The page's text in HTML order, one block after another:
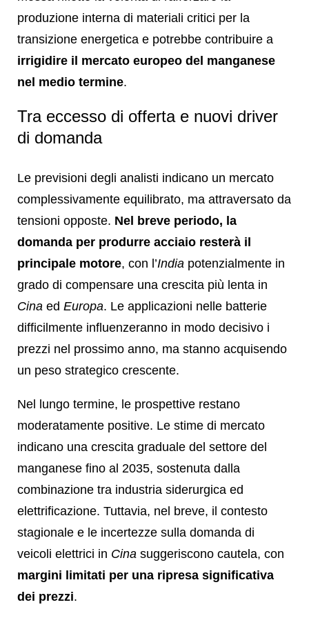
produzione interna di materiali critici per la
transizione energetica e potrebbe contribuire a
irrigidire il mercato europeo del manganese
nel medio termine.
Tra eccesso di offerta e nuovi driver
di domanda
Le previsioni degli analisti indicano un mercato
complessivamente equilibrato, ma attraversato da
tensioni opposte. Nel breve periodo, la
domanda per produrre acciaio resterà il
principale motore, con l’India potenzialmente in
grado di compensare una crescita più lenta in
Cina ed Europa. Le applicazioni nelle batterie
difficilmente influenzeranno in modo decisivo i
prezzi nel prossimo anno, ma stanno acquisendo
un peso strategico crescente.
Nel lungo termine, le prospettive restano
moderatamente positive. Le stime di mercato
indicano una crescita graduale del settore del
manganese fino al 2035, sostenuta dalla
combinazione tra industria siderurgica ed
elettrificazione. Tuttavia, nel breve, il contesto
stagionale e le incertezze sulla domanda di
veicoli elettrici in Cina suggeriscono cautela, con
margini limitati per una ripresa significativa
dei prezzi.